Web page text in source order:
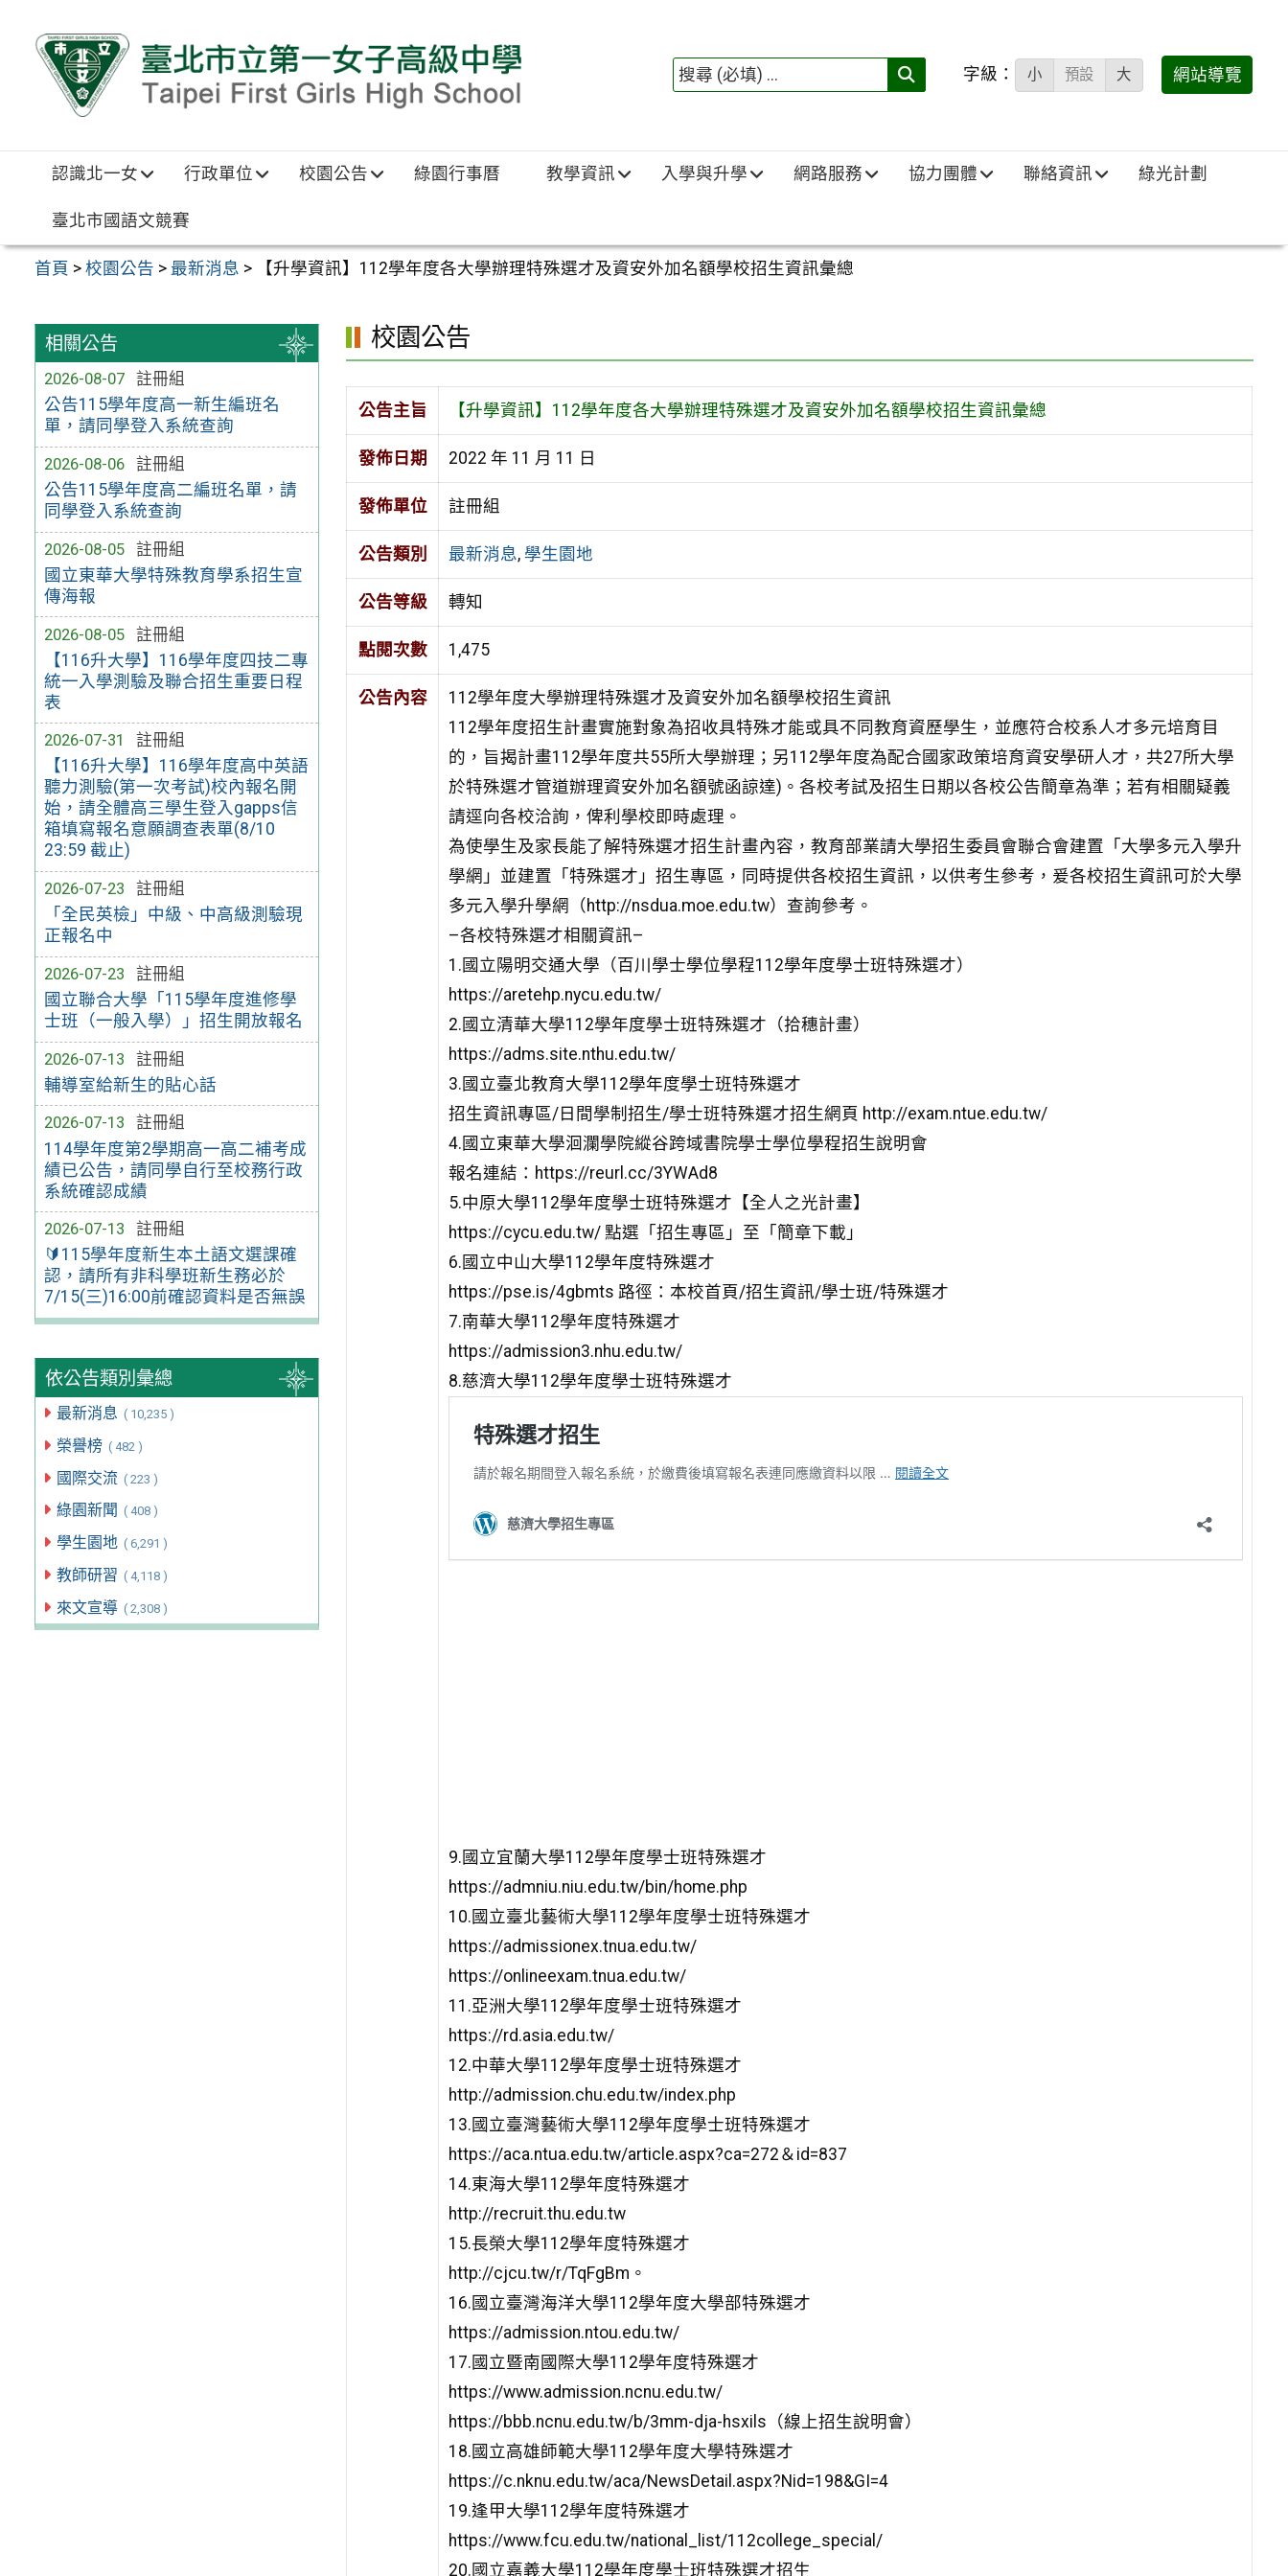
搜
填)：
字級： 小 預設 大 網站導覽
認識北一女 行政單位 校園公告 綠園行事曆 教學資訊 入學與升學 網路服務 協力團體 聯絡資訊 綠光計劃
臺北市國語文競賽
首頁 >校園公告 > 最新消息 > 【升學資訊】112學年度各大學辦理特殊選才及資安外加名額學校招生資訊彙總
相關公告
2026-08-07
註冊組
公告115學年度高一新生編班名
單，請同學登入系統查詢
2026-08-06
註冊組
公告115學年度高二編班名單，請
同學登入系統查詢
2026-08-05
註冊組
國立東華大學特殊教育學系招生宣
傳海報
2026-08-05
註冊組
【116升大學】116學年度四技二專
統一入學測驗及聯合招生重要日程
表
2026-07-31
註冊組
【116升大學】116學年度高中英語
聽力測驗(第一次考試)校內報名開
始，請全體高三學生登入gapps信
箱填寫報名意願調查表單(8/10
23:59 截止)
2026-07-23
註冊組
「全民英檢」中級、中高級測驗現
正報名中
2026-07-23
註冊組
國立聯合大學「115學年度進修學
士班（一般入學）」招生開放報名
2026-07-13
註冊組
輔導室給新生的貼心話
2026-07-13
註冊組
114學年度第2學期高一高二補考成
績已公告，請同學自行至校務行政
系統確認成績
2026-07-13
註冊組
🔰115學年度新生本土語文選課確
認，請所有非科學班新生務必於
7/15(三)16:00前確認資料是否無誤
依公告類別彙總
最新消息 ( 10,235 )
榮譽榜 ( 482 )
國際交流 ( 223 )
綠園新聞 ( 408 )
學生園地 ( 6,291 )
教師研習 ( 4,118 )
來文宣導 ( 2,308 )
校園公告
公告主旨 【升學資訊】112學年度各大學辦理特殊選才及資安外加名額學校招生資訊彙總
發佈日期 2022 年 11 月 11 日
發佈單位 註冊組
公告類別 最新消息, 學生園地
公告等級 轉知
點閱次數 1,475
公告內容
112學年度大學辦理特殊選才及資安外加名額學校招生資訊
112學年度招生計畫實施對象為招收具特殊才能或具不同教育資歷學生，並應符合校系人才多元培育目
的，旨揭計畫112學年度共55所大學辦理；另112學年度為配合國家政策培育資安學研人才，共27所大學
於特殊選才管道辦理資安外加名額號函諒達)。各校考試及招生日期以各校公告簡章為準；若有相關疑義
請逕向各校洽詢，俾利學校即時處理。
為使學生及家長能了解特殊選才招生計畫內容，教育部業請大學招生委員會聯合會建置「大學多元入學升
學網」並建置「特殊選才」招生專區，同時提供各校招生資訊，以供考生參考，爰各校招生資訊可於大學
多元入學升學網（http://nsdua.moe.edu.tw）查詢參考。
–各校特殊選才相關資訊–
1.國立陽明交通大學（百川學士學位學程112學年度學士班特殊選才）
https://aretehp.nycu.edu.tw/
2.國立清華大學112學年度學士班特殊選才（拾穗計畫）
https://adms.site.nthu.edu.tw/
3.國立臺北教育大學112學年度學士班特殊選才
招生資訊專區/日間學制招生/學士班特殊選才招生網頁 http://exam.ntue.edu.tw/
4.國立東華大學洄瀾學院縱谷跨域書院學士學位學程招生說明會
報名連結：https://reurl.cc/3YWAd8
5.中原大學112學年度學士班特殊選才【全人之光計畫】
https://cycu.edu.tw/ 點選「招生專區」至「簡章下載」
6.國立中山大學112學年度特殊選才
https://pse.is/4gbmts 路徑：本校首頁/招生資訊/學士班/特殊選才
7.南華大學112學年度特殊選才
https://admission3.nhu.edu.tw/
8.慈濟大學112學年度學士班特殊選才
9.國立宜蘭大學112學年度學士班特殊選才
https://admniu.niu.edu.tw/bin/home.php
10.國立臺北藝術大學112學年度學士班特殊選才
https://admissionex.tnua.edu.tw/
https://onlineexam.tnua.edu.tw/
11.亞洲大學112學年度學士班特殊選才
https://rd.asia.edu.tw/
12.中華大學112學年度學士班特殊選才
http://admission.chu.edu.tw/index.php
13.國立臺灣藝術大學112學年度學士班特殊選才
https://aca.ntua.edu.tw/article.aspx?ca=272＆id=837
14.東海大學112學年度特殊選才
http://recruit.thu.edu.tw
15.長榮大學112學年度特殊選才
http://cjcu.tw/r/TqFgBm。
16.國立臺灣海洋大學112學年度大學部特殊選才
https://admission.ntou.edu.tw/
17.國立暨南國際大學112學年度特殊選才
https://www.admission.ncnu.edu.tw/
https://bbb.ncnu.edu.tw/b/3mm-dja-hsxils（線上招生說明會）
18.國立高雄師範大學112學年度大學特殊選才
https://c.nknu.edu.tw/aca/NewsDetail.aspx?Nid=198&GI=4
19.逢甲大學112學年度特殊選才
https://www.fcu.edu.tw/national_list/112college_special/
20.國立嘉義大學112學年度學士班特殊選才招生